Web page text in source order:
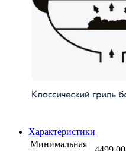
Характеристики
Минимальная